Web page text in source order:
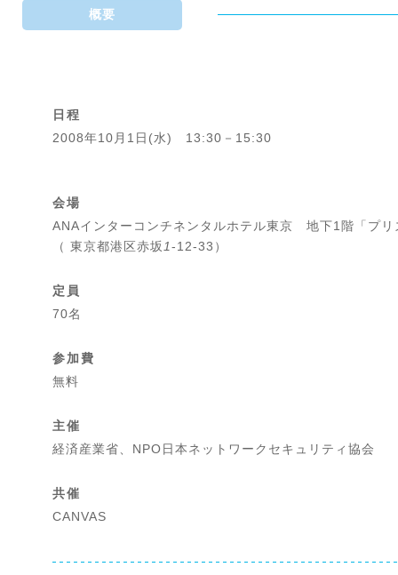
概要
日程
2008年10月1日(水) 13:30－15:30
会場
ANAインターコンチネンタルホテル東京 地下1階「プ
（ 東京都港区赤坂 1-12-33）
定員
70名
参加費
無料
主催
経済産業省、NPO日本ネットワークセキュリティ協会
共催
CANVAS